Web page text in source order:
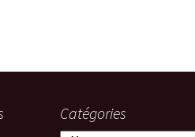
Catégories